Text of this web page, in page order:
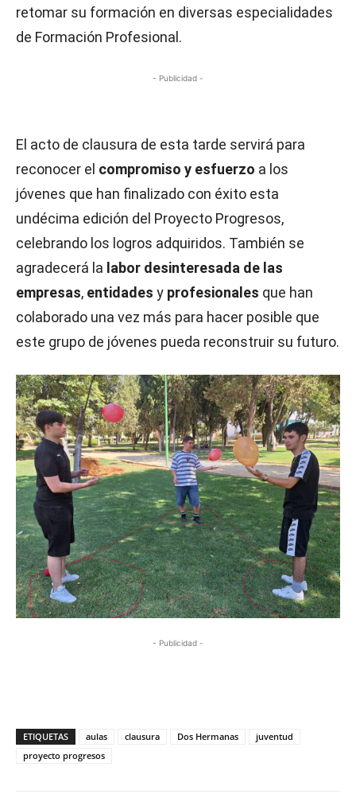
retomar su formación en diversas especialidades
de Formación Profesional.
- Publicidad -
El acto de clausura de esta tarde servirá para
reconocer el compromiso y esfuerzo a los
jóvenes que han finalizado con éxito esta
undécima edición del Proyecto Progresos,
celebrando los logros adquiridos. También se
agradecerá la labor desinteresada de las
empresas, entidades y profesionales que han
colaborado una vez más para hacer posible que
este grupo de jóvenes pueda reconstruir su futuro.
- Publicidad -
ETIQUETAS aulas clausura Dos Hermanas
juventud
proyecto progresos